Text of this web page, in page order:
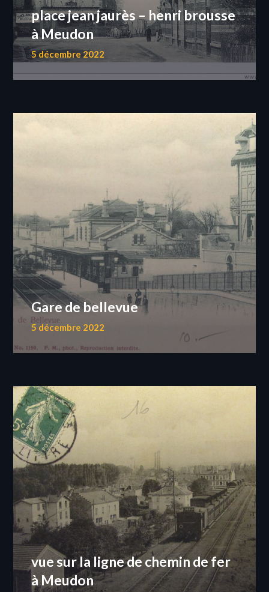
place jean jaurès – henri brousse
à Meudon
5 décembre 2022
Gare de bellevue
5 décembre 2022
vue sur la ligne de chemin de fer
à Meudon